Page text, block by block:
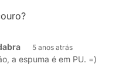
5 anos atrás
a espuma é em PU. =)